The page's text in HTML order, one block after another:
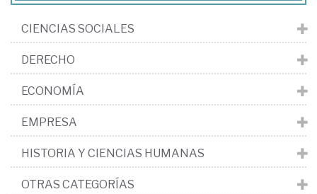
CIENCIAS SOCIALES
DERECHO
ECONOMÍA
EMPRESA
HISTORIA Y CIENCIAS HUMANAS
OTRAS CATEGORÍAS